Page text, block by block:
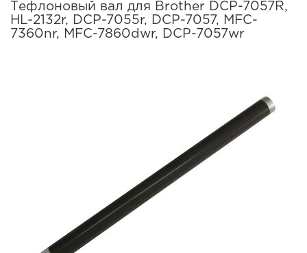
Тефлоновый вал для Brother DCP-7057R,
HL-2132r, DCP-7055r, DCP-7057, MFC-
7360nr, MFC-7860dwr, DCP-7057wr